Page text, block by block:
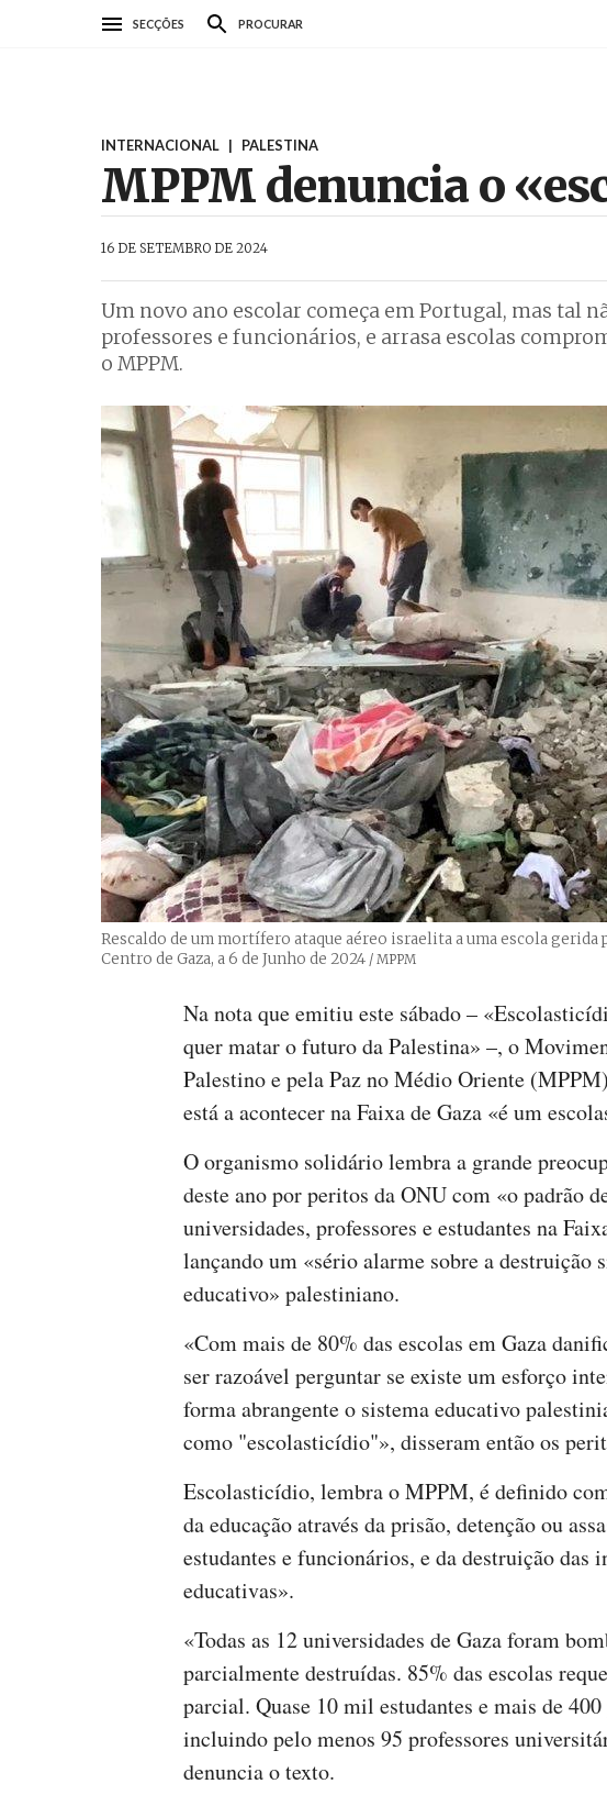
SECÇÕES PROCURAR
INTERNACIONAL | PALESTINA
MPPM denuncia o
16 DE SETEMBRO DE 2024
Um novo ano escolar começa em Portugal, mas tal
professores e funcionários, e arrasa escolas
o MPPM.
Rescaldo de um mortífero ataque aéreo israelita a uma escola gerida
Centro de Gaza, a 6 de Junho de 2024 Créditos
/ MPPM
Na nota que emitiu este sábado –
quer matar o futuro da Palestina» –, o
Palestino e pela Paz no Médio Oriente
está a acontecer na Faixa de Gaza «é um
O organismo solidário lembra a grande
deste ano por peritos da ONU com «o padrão
universidades, professores e estudantes na
lançando um «sério alarme sobre a destruição
educativo» palestiniano.
«Com mais de 80% das escolas em Gaza
ser razoável perguntar se existe um esforço
forma abrangente o sistema educativo
como "escolasticídio"», disseram então os
Escolasticídio, lembra o MPPM, é definido
da educação através da prisão, detenção ou
estudantes e funcionários, e da destruição das
educativas».
«Todas as 12 universidades de Gaza foram
parcialmente destruídas. 85% das escolas
parcial. Quase 10 mil estudantes e mais de
incluindo pelo menos 95 professores
denuncia o texto.